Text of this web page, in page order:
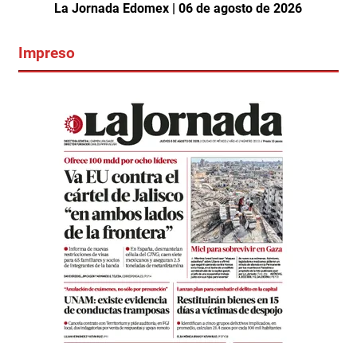
La Jornada Edomex | 06 de agosto de 2026
Impreso